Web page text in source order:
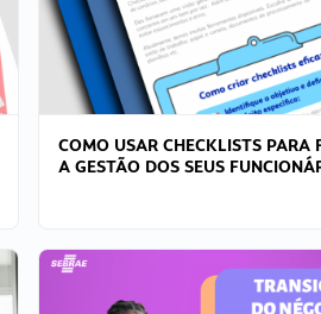
COMO USAR CHECKLISTS PARA
A GESTÃO DOS SEUS